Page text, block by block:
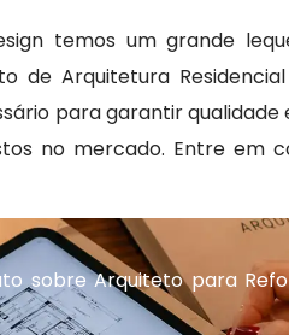
temos um grande
de Arquitetura
para garantir
no mercado. Entre
sobre Arquiteto para